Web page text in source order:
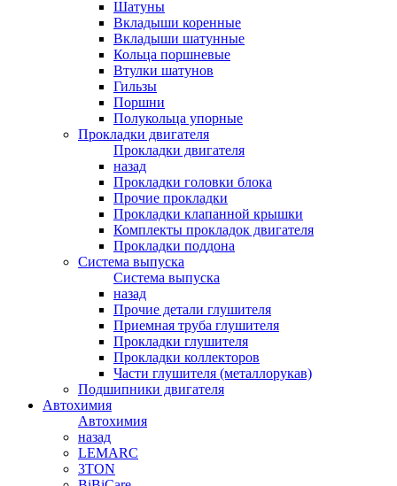
Шатуны
Вкладыши коренные
Вкладыши шатунные
Кольца поршневые
Втулки шатунов
Гильзы
Поршни
Полукольца упорные
Прокладки двигателя
Прокладки двигателя
назад
Прокладки головки блока
Прочие прокладки
Прокладки клапанной крышки
Комплекты прокладок двигателя
Прокладки поддона
Система выпуска
Система выпуска
назад
Прочие детали глушителя
Приемная труба глушителя
Прокладки глушителя
Прокладки коллекторов
Части глушителя (металлорукав)
Подшипники двигателя
Автохимия
Автохимия
назад
LEMARC
3TON